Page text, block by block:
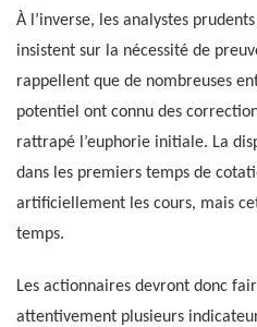
À l’inverse, les analystes
insistent sur la nécessité de
rappellent que de nombreuses
potentiel ont connu des
rattrapé l’euphorie initiale. La
dans les premiers temps de
artificiellement les cours, mais
temps.
Les actionnaires devront donc
attentivement plusieurs